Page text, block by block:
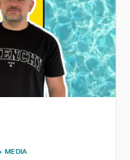
MEDIA